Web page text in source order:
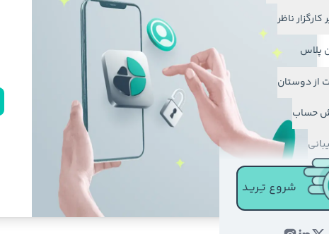
کارگزار ناظر
پلاس
از دوستان
حساب
شروع تـِـریـد